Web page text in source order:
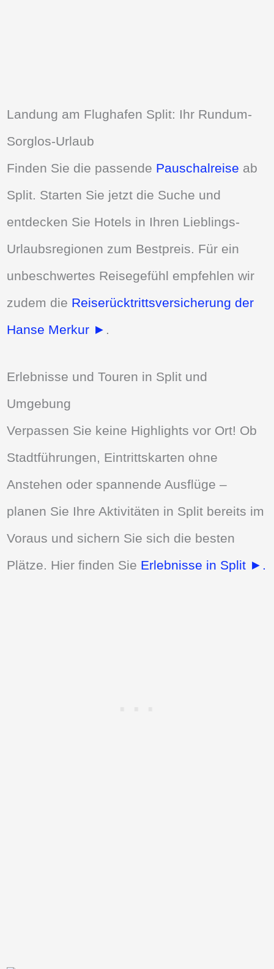
Landung am Flughafen Split: Ihr Rundum-
Sorglos-Urlaub
Finden Sie die passende Pauschalreise ab
Split. Starten Sie jetzt die Suche und
entdecken Sie Hotels in Ihren Lieblings-
Urlaubsregionen zum Bestpreis. Für ein
unbeschwertes Reisegefühl empfehlen wir
zudem die Reiserücktrittsversicherung der
Hanse Merkur ► .
Erlebnisse und Touren in Split und
Umgebung
Verpassen Sie keine Highlights vor Ort! Ob
Stadtführungen, Eintrittskarten ohne
Anstehen oder spannende Ausflüge –
planen Sie Ihre Aktivitäten in Split bereits im
Voraus und sichern Sie sich die besten
Plätze. Hier finden Sie Erlebnisse in Split ►.